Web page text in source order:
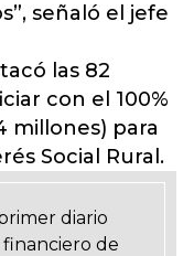
señaló el jefe
las 82
con el 100%
millones) para
Social Rural.
diario
de